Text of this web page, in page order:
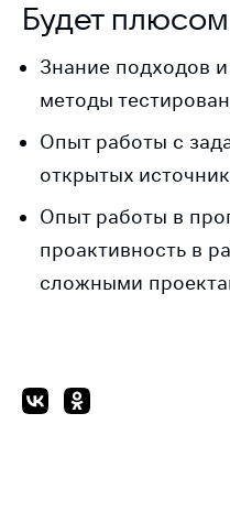
Будет плюсом
Знание подходов
методы
Опыт работы с
открытых
Опыт работы в
проактивность в
сложными